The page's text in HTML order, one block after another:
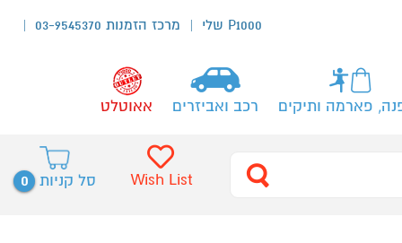
P1000 שלי מרכז הזמנות 03-9545370
פארמה ותיקים רכב ואביזרים אאוטלט
סל קניות 0 Wish List